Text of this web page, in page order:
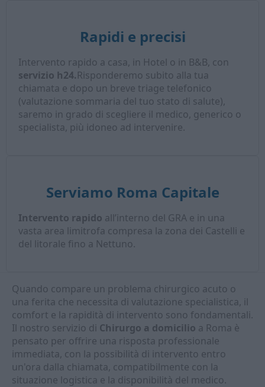
Rapidi e precisi
Intervento rapido a casa, in Hotel o in B&B, con
servizio h24.Risponderemo subito alla tua
chiamata e dopo un breve triage telefonico
(valutazione sommaria del tuo stato di salute),
saremo in grado di scegliere il medico, generico o
specialista, più idoneo ad intervenire.
Serviamo Roma Capitale
Intervento rapido all’interno del GRA e in una
vasta area limitrofa compresa la zona dei Castelli e
del litorale fino a Nettuno.
Quando compare un problema chirurgico acuto o
una ferita che necessita di valutazione specialistica, il
comfort e la rapidità di intervento sono fondamentali.
Il nostro servizio di Chirurgo a domicilio a Roma è
pensato per offrire una risposta professionale
immediata, con la possibilità di intervento entro
un'ora dalla chiamata, compatibilmente con la
situazione logistica e la disponibilità del medico.